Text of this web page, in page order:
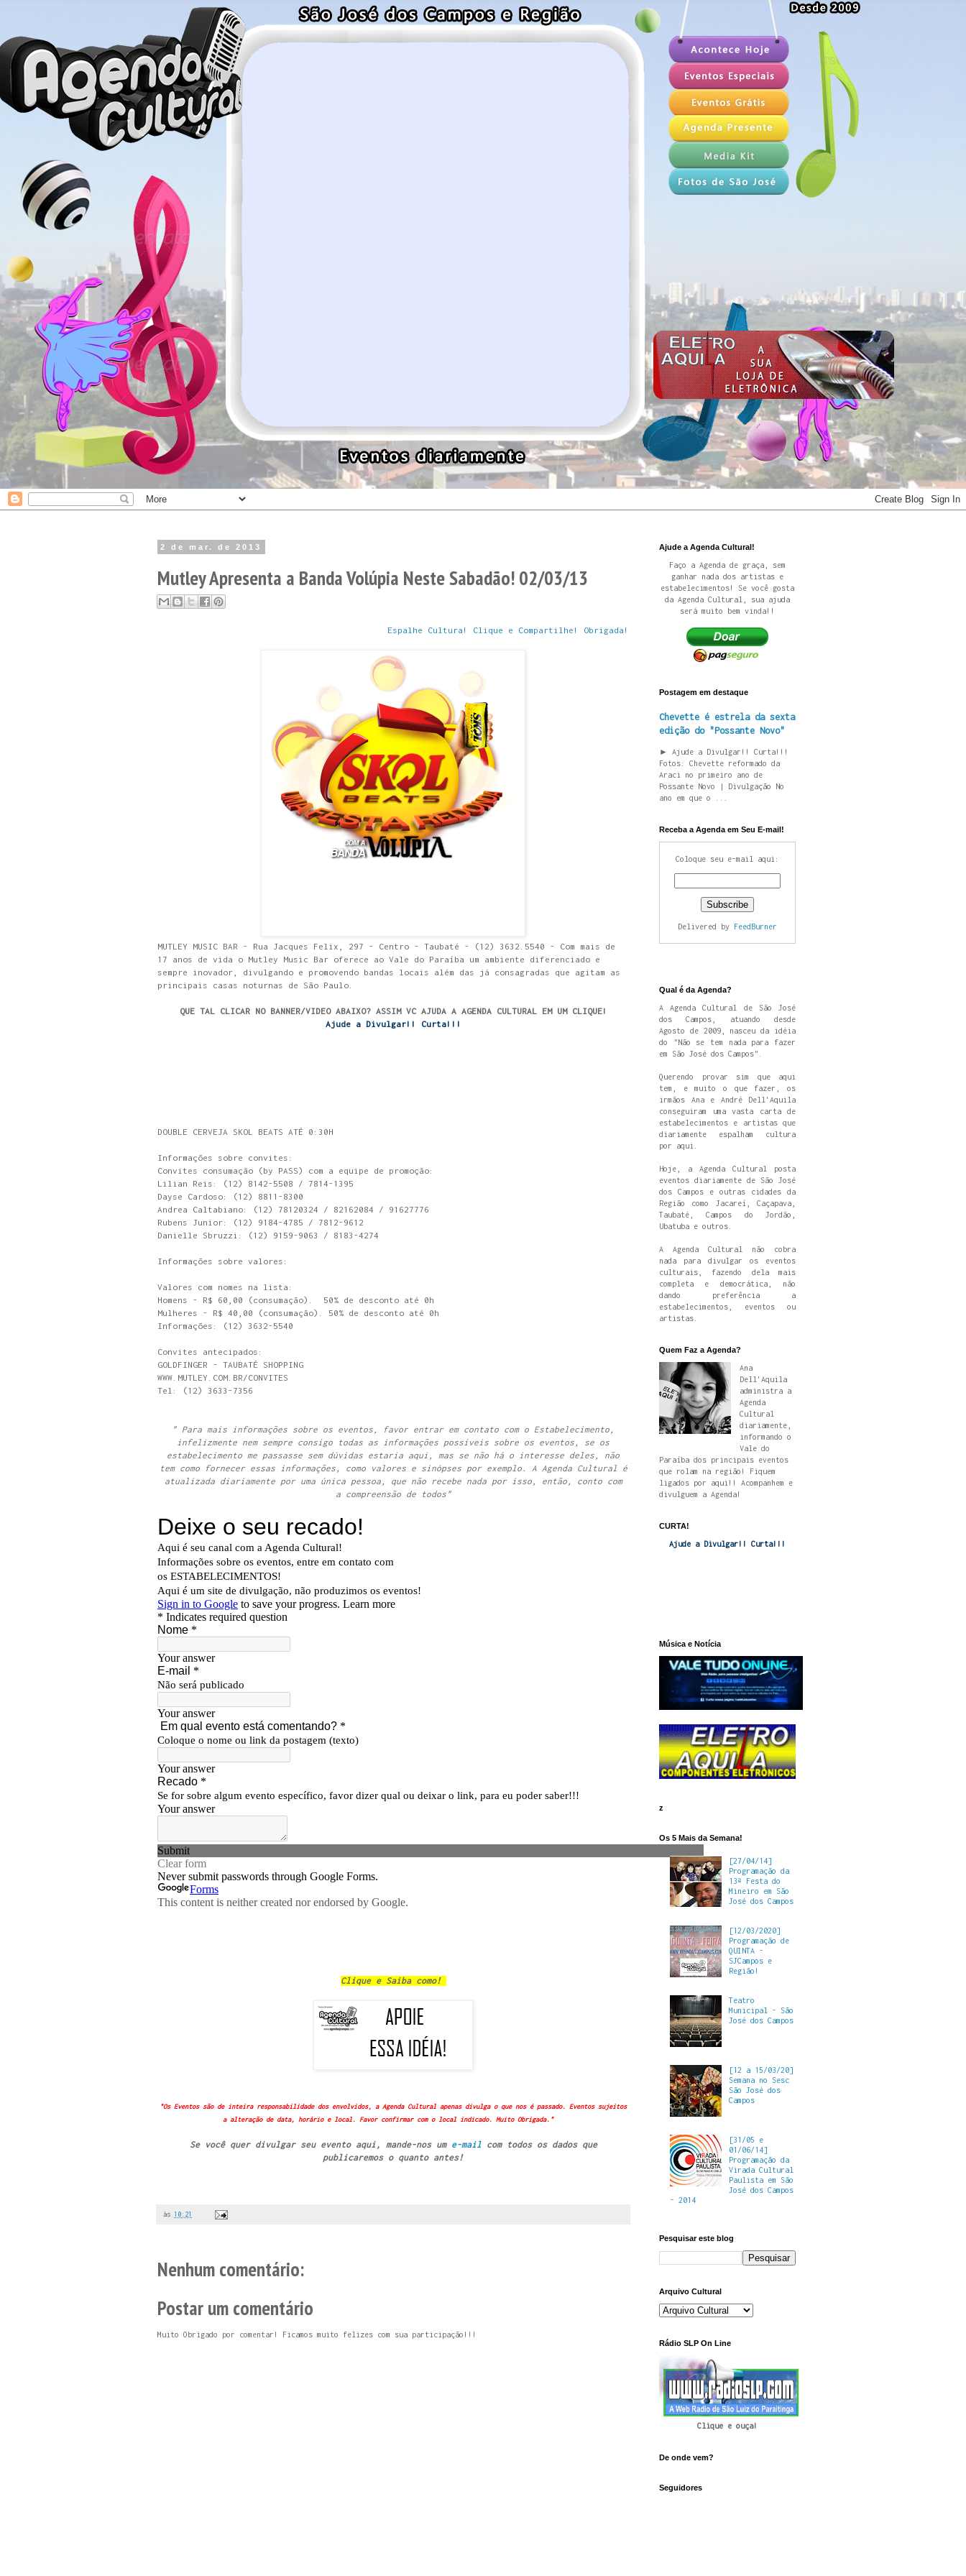
2 de mar. de 2013
Mutley Apresenta a Banda Volúpia Neste Sabadão! 02/03/13
Espalhe Cultura! Clique e Compartilhe! Obrigada!
MUTLEY MUSIC BAR - Rua Jacques Felix, 297 - Centro - Taubaté - (12) 3632.5540 - Com mais de
17 anos de vida o Mutley Music Bar oferece ao Vale do Paraíba um ambiente diferenciado e
sempre inovador, divulgando e promovendo bandas locais além das já consagradas que agitam as
principais casas noturnas de São Paulo.
QUE TAL CLICAR NO BANNER/VIDEO ABAIXO? ASSIM VC AJUDA A AGENDA CULTURAL EM UM CLIQUE!
Ajude a Divulgar!! Curta!!!
DOUBLE CERVEJA SKOL BEATS ATÉ 0:30H
Informações sobre convites:
Convites consumação (by PASS) com a equipe de promoção:
Lilian Reis: (12) 8142-5508 / 7814-1395
Dayse Cardoso: (12) 8811-8300
Andrea Caltabiano: (12) 78120324 / 82162084 / 91627776
Rubens Junior: (12) 9184-4785 / 7812-9612
Danielle Sbruzzi: (12) 9159-9063 / 8183-4274
Informações sobre valores:
Valores com nomes na lista:
Homens - R$ 60,00 (consumação). 50% de desconto até 0h
Mulheres - R$ 40,00 (consumação). 50% de desconto até 0h
Informações: (12) 3632-5540
Convites antecipados:
GOLDFINGER - TAUBATÉ SHOPPING
WWW.MUTLEY.COM.BR/CONVITES
Tel: (12) 3633-7356
" Para mais informações sobre os eventos, favor entrar em contato com o Estabelecimento,
infelizmente nem sempre consigo todas as informações possíveis sobre os eventos, se os
estabelecimento me passasse sem dúvidas estaria aqui, mas se não há o interesse deles, não
tem como fornecer essas informações, como valores e sinópses por exemplo. A Agenda Cultural é
atualizada diariamente por uma única pessoa, que não recebe nada por isso, então, conto com
a compreensão de todos"
Clique e Saiba como!
"Os Eventos são de inteira responsabilidade dos envolvidos, a Agenda Cultural apenas divulga o que nos é passado. Eventos sujeitos
a alteração de data, horário e local. Favor confirmar com o local indicado. Muito Obrigada."
Se você quer divulgar seu evento aqui, mande-nos um e-mailcom todos os dados que
publicaremos o quanto antes!
às 10:21
Nenhum comentário:
Postar um comentário
Muito Obrigado por comentar! Ficamos muito felizes com sua participação!!!
Ajude a Agenda Cultural!
Faço a Agenda de graça, sem
ganhar nada dos artistas e
estabelecimentos! Se você gosta
da Agenda Cultural, sua ajuda
será muito bem vinda!!
Postagem em destaque
Chevette é estrela da sexta
edição do "Possante Novo"
► Ajude a Divulgar!! Curta!!!
Fotos: Chevette reformado da
Araci no primeiro ano de
Possante Novo | Divulgação No
ano em que o ...
Receba a Agenda em Seu E-mail!
Coloque seu e-mail aqui:
Delivered by FeedBurner
Qual é da Agenda?
A Agenda Cultural de São José
dos Campos, atuando desde
Agosto de 2009, nasceu da idéia
do "Não se tem nada para fazer
em São José dos Campos".
Querendo provar sim que aqui
tem, e muito o que fazer, os
irmãos Ana e André Dell'Aquila
conseguiram uma vasta carta de
estabelecimentos e artistas que
diariamente espalham cultura
por aqui.
Hoje, a Agenda Cultural posta
eventos diariamente de São José
dos Campos e outras cidades da
Região como Jacareí, Caçapava,
Taubaté, Campos do Jordão,
Ubatuba e outros.
A Agenda Cultural não cobra
nada para divulgar os eventos
culturais, fazendo dela mais
completa e democrática, não
dando preferência a
estabelecimentos, eventos ou
artistas.
Quem Faz a Agenda?
Ana
Dell'Aquila
administra a
Agenda
Cultural
diariamente,
informando o
Vale do
Paraíba dos principais eventos
que rolam na região! Fiquem
ligados por aqui!! Acompanhem e
divulguem a Agenda!
CURTA!
Ajude a Divulgar!! Curta!!!
Música e Notícia
z
Os 5 Mais da Semana!
[27/04/14]
Programação da
13ª Festa do
Mineiro em São
José dos Campos
[12/03/2020]
Programação de
QUINTA -
SJCampos e
Região!
Teatro
Municipal - São
José dos Campos
[12 a 15/03/20]
Semana no Sesc
São José dos
Campos
[31/05 e
01/06/14]
Programação da
Virada Cultural
Paulista em São
José dos Campos
- 2014
Pesquisar este blog
Arquivo Cultural
Rádio SLP On Line
Clique e ouça!
De onde vem?
Seguidores